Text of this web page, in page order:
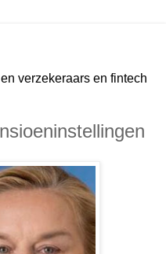
verzekeraars en fintech